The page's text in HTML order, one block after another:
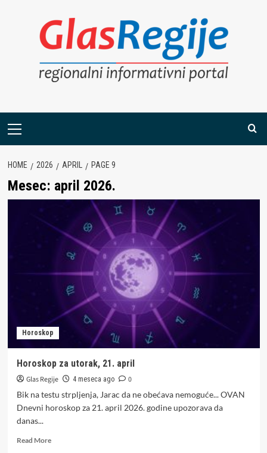
Primary
HOME 2026 APRIL PAGE 9
Mesec: april 2026.
Horoskop
Horoskop za utorak, 21. april
Glas Regije 4 meseca ago
0
Bik na testu strpljenja, Jarac da ne obećava nemoguće... OVAN
Dnevni horoskop za 21. april 2026. godine upozorava da
danas...
Read MoreRead